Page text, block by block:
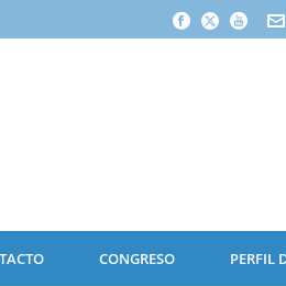
CONGRESO PERFIL